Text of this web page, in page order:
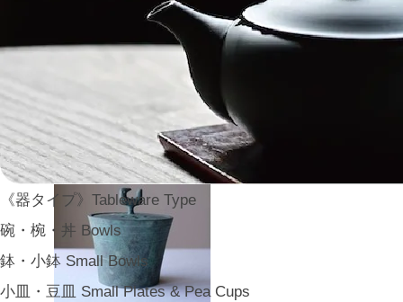
《器タイプ》Tableware Type
碗・椀・丼 Bowls
鉢・小鉢 Small Bowls
小皿・豆皿 Small Plates & Pea Cups